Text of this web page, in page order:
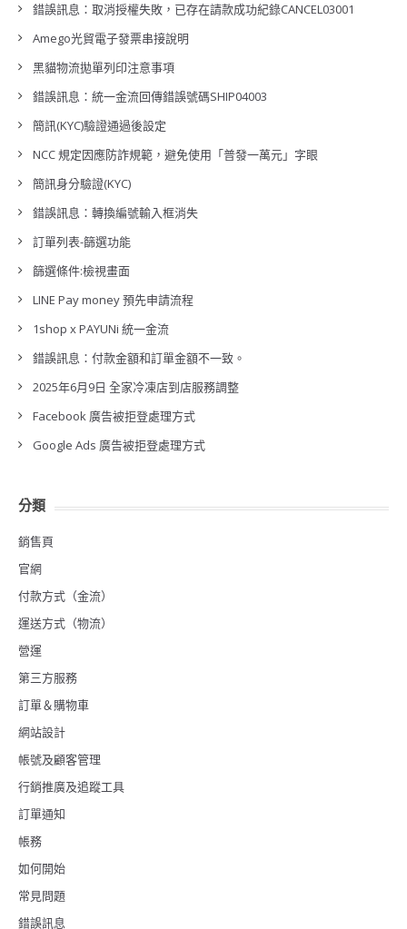
錯誤訊息：取消授權失敗，已存在請款成功紀錄CANCEL03001
Amego光貿電子發票串接說明
黑貓物流拋單列印注意事項
錯誤訊息：統一金流回傳錯誤號碼SHIP04003
簡訊(KYC)驗證通過後設定
NCC 規定因應防詐規範，避免使用「普發一萬元」字眼
簡訊身分驗證(KYC)
錯誤訊息：轉換編號輸入框消失
訂單列表-篩選功能
篩選條件:檢視畫面
LINE Pay money 預先申請流程
1shop x PAYUNi 統一金流
錯誤訊息：付款金額和訂單金額不一致。
2025年6月9日 全家冷凍店到店服務調整
Facebook 廣告被拒登處理方式
Google Ads 廣告被拒登處理方式
分類
銷售頁
官網
付款方式（金流）
運送方式（物流）
營運
第三方服務
訂單＆購物車
網站設計
帳號及顧客管理
行銷推廣及追蹤工具
訂單通知
帳務
如何開始
常見問題
錯誤訊息